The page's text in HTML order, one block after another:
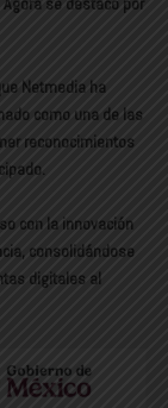
Netmedia ha
como una de las
reconocimientos
con la innovación
consolidándose
digitales al